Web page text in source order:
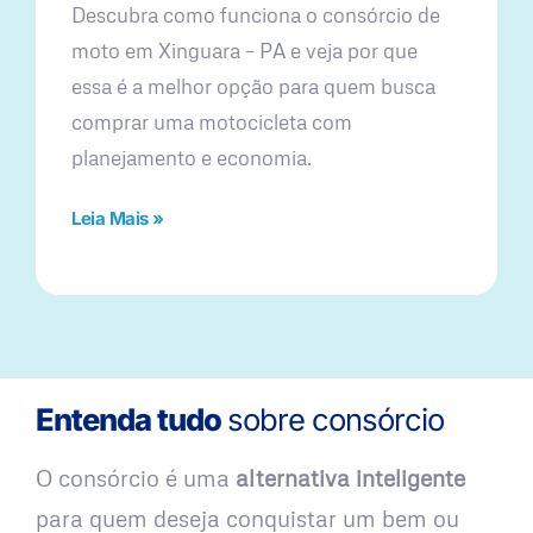
Descubra como funciona o consórcio de
moto em Xinguara – PA e veja por que
essa é a melhor opção para quem busca
comprar uma motocicleta com
planejamento e economia.
Leia Mais »
Entenda tudosobre consórcio
O consórcio é uma alternativa inteligente
para quem deseja conquistar um bem ou